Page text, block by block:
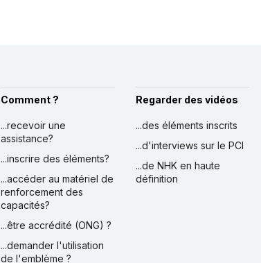
Comment ?
...recevoir une
assistance?
...inscrire des éléments?
...accéder au matériel de
renforcement des
capacités?
...être accrédité (ONG) ?
...demander l'utilisation
de l'emblème ?
Regarder des vidéos
...des éléments inscrits
...d'interviews sur le PCI
...de NHK en haute
définition